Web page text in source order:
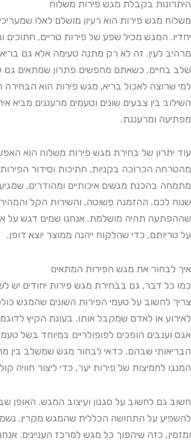
היתרונות בקבלת מגש פירות משלוח
משלוח מגש פירות הוא רעיון מושלם לאלו
יחדיו. המגש מכיל שפע של פירות טריים, חתוכים
מרהיב לעין. זה לא רק מתנה טעימה אלא גם
שלב בחיים. כשאתם מחפשים פתרון שמתאים גם
למי שרוצה לאכול בריא, מגש פירות הוא הבחירה
השילוב בין צבעים שונים וטעמים מרעננים מביא
מפתיעה ומרעננת.
עוד יתרון של בחירת מגש פירות משלוח הוא
מהטרחה הכרוכה בקניות, חתיכות וסידור
מתמחה בהכנת מגשים איכותיים ומהודרים,
שנוח לכם. ההזמנה פשוטה, והשירות הקל
שההפתעה תהיה מושלמת. אנחנו שמים דגש על
על טריותם, כדי שהלקוח ייהנה ממוצר יוצא דופן.
איך לבחור את מגש הפירות המתאים
כמו כל דבר, גם בבחירת מגש פירות יחודים יש
צריך לחשוב על טעמי הפירות השונים שהמגש
לאירוע או לאדם שמקבל אותו. בעונת הקיץ
אגס וענבים הופכים לפופולריים במיוחד בשל
הבריאותי שבהם. כדאי לבחור מגש שמשלב בין
המנגו לחמיצות של פירות יער, כדי ליצור חוויה
חשוב גם לחשוב על סגנון ועיצוב המגש. האופן
להשפיע על התחושה הכללית שהמגש מקרין.
ומזמין, כזה שיהפוך כל מגש למרכז העניינים.